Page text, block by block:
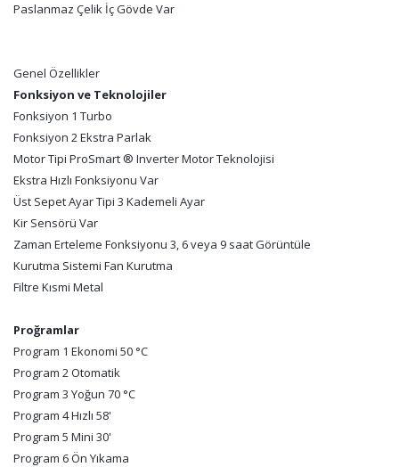
Paslanmaz Çelik İç Gövde Var
Genel Özellikler
Fonksiyon ve Teknolojiler
Fonksiyon 1 Turbo
Fonksiyon 2 Ekstra Parlak
Motor Tipi ProSmart ® Inverter Motor Teknolojisi
Ekstra Hızlı Fonksiyonu Var
Üst Sepet Ayar Tipi 3 Kademeli Ayar
Kir Sensörü Var
Zaman Erteleme Fonksiyonu 3, 6 veya 9 saat Görüntüle
Kurutma Sistemi Fan Kurutma
Filtre Kısmi Metal
Proğramlar
Program 1 Ekonomi 50 °C
Program 2 Otomatik
Program 3 Yoğun 70 °C
Program 4 Hızlı 58'
Program 5 Mini 30'
Program 6 Ön Yıkama